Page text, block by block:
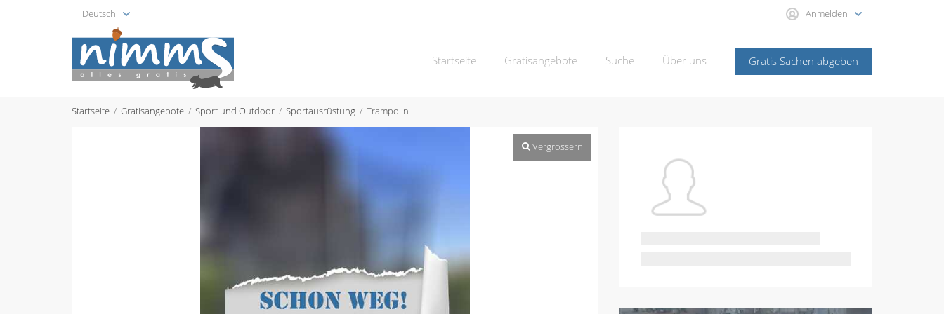
Deutsch Anmelden
Gratis Sachen abgeben
Startseite Gratisangebote Suche Über uns
Startseite Gratisangebote Sport und Outdoor Sportausrüstung Trampolin
Vergrössern